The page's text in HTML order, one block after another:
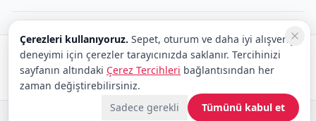
Güvenli alışveriş:
Kargo: DHL eCommerce
© 2008–2026 BK Bilgi Teknolojileri ve Ticaret A.Ş.
Çerezleri kullanıyoruz. Sepet, oturum ve daha iyi alışveriş
deneyimi için çerezler tarayıcınızda saklanır. Tercihinizi
sayfanın altındaki Çerez Tercihleri bağlantısından her
zaman değiştirebilirsiniz.
Sadece gerekli
Tümünü kabul et